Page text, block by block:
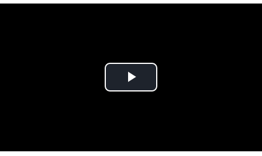
Play Video